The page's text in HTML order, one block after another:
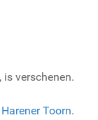
is verschenen.
Harener Toorn.